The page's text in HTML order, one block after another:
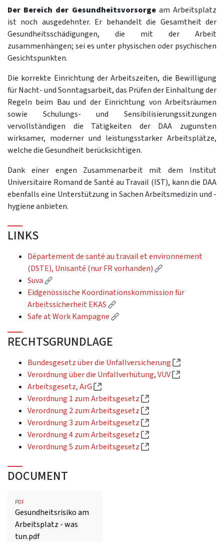
Der Bereich der Gesundheitsvorsorgeam Arbeitsplatz
ist noch ausgedehnter. Er behandelt die Gesamtheit der
Gesundheitsschädigungen, die mit der Arbeit
zusammenhängen; sei es unter physischen oder psychischen
Gesichtspunkten.
Die korrekte Einrichtung der Arbeitszeiten, die Bewilligung
für Nacht- und Sonntagsarbeit, das Prüfen der Einhaltung der
Regeln beim Bau und der Einrichtung von Arbeitsräumen
sowie Schulungs- und Sensibilisierungssitzungen
vervollständigen die Tätigkeiten der DAA zugunsten
wirksamer, moderner und leistungsstarker Arbeitsplätze,
welche die Gesundheit berücksichtigen.
Dank einer engen Zusammenarbeit mit dem Institut
Universitaire Romand de Santé au Travail (IST), kann die DAA
ebenfalls eine Unterstützung in Sachen Arbeitsmedizin und -
hygiene anbieten.
LINKS
Département de santé au travail et environnement
(DSTE), Unisanté (nur FR vorhanden)
(External link)
Suva
(External link)
Eidgenössische Koordinationskommission für
Arbeitssicherheit EKAS
(External link)
Safe at Work Kampagne
(External link)
RECHTSGRUNDLAGE
Bundesgesetz über die Unfallversicherung
(External
Verordnung über die Unfallverhütung, VUV
(External
Arbeitsgesetz, ArG
(External link)
Verordnung 1 zum Arbeitsgesetz
(External link)
Verordnung 2 zum Arbeitsgesetz
(External link)
Verordnung 3 zum Arbeitsgesetz
(External link)
Verordnung 4 zum Arbeitsgesetz
(External link)
Verordnung 5 zum Arbeitsgesetz
(External link)
DOCUMENT
PDF
Gesundheitsrisiko am
Arbeitsplatz - was
tun.pdf